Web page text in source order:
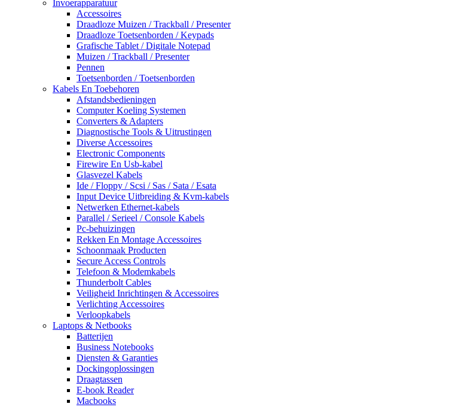
Invoerapparatuur
Accessoires
Draadloze Muizen / Trackball / Presenter
Draadloze Toetsenborden / Keypads
Grafische Tablet / Digitale Notepad
Muizen / Trackball / Presenter
Pennen
Toetsenborden / Toetsenborden
Kabels En Toebehoren
Afstandsbedieningen
Computer Koeling Systemen
Converters & Adapters
Diagnostische Tools & Uitrustingen
Diverse Accessoires
Electronic Components
Firewire En Usb-kabel
Glasvezel Kabels
Ide / Floppy / Scsi / Sas / Sata / Esata
Input Device Uitbreiding & Kvm-kabels
Netwerken Ethernet-kabels
Parallel / Serieel / Console Kabels
Pc-behuizingen
Rekken En Montage Accessoires
Schoonmaak Producten
Secure Access Controls
Telefoon & Modemkabels
Thunderbolt Cables
Veiligheid Inrichtingen & Accessoires
Verlichting Accessoires
Verloopkabels
Laptops & Netbooks
Batterijen
Business Notebooks
Diensten & Garanties
Dockingoplossingen
Draagtassen
E-book Reader
Macbooks